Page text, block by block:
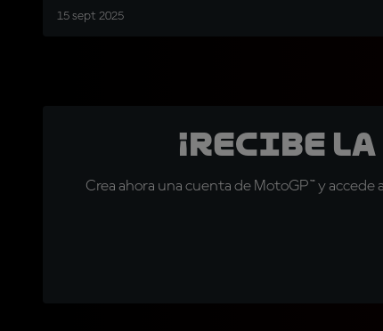
15 sept 2025
¡Recibe
Crea ahora una cuenta de MotoGP™ y